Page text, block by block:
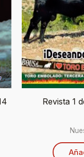
Revista 1